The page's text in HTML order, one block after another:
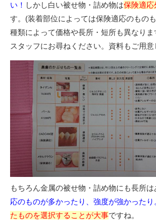
い！ しかし白い被せ物・詰め物は保険適応
す。(装着部位によっては保険適応のもの
種類によって価格や長所・短所も異なり
スタッフにお尋ねください。資料もご用意
もちろん金属の被せ物・詰め物にも長所は
応のものが多かったり、強度が強かったり
たものを選択することが大事ですね。